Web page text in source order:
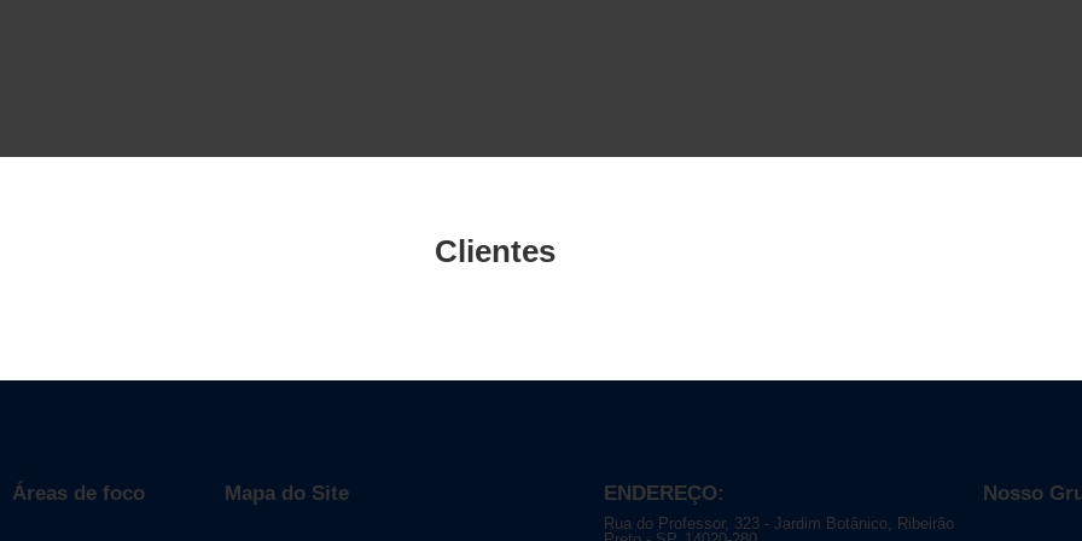
Clientes
Áreas de foco Mapa do Site ENDEREÇO:
Rua do Professor, 323 - Jardim Botânico, Ribeirão
Nosso